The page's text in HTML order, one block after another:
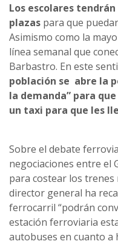
Los escolares
plazas para que
Asimismo como la
línea semanal que
Barbastro. En este
población se abre la
la demanda” para
un taxi para que les
Sobre el debate
negociaciones entre el
para costear los
director general ha
ferrocarril “podrán
estación ferroviaria
autobuses en cuanto a